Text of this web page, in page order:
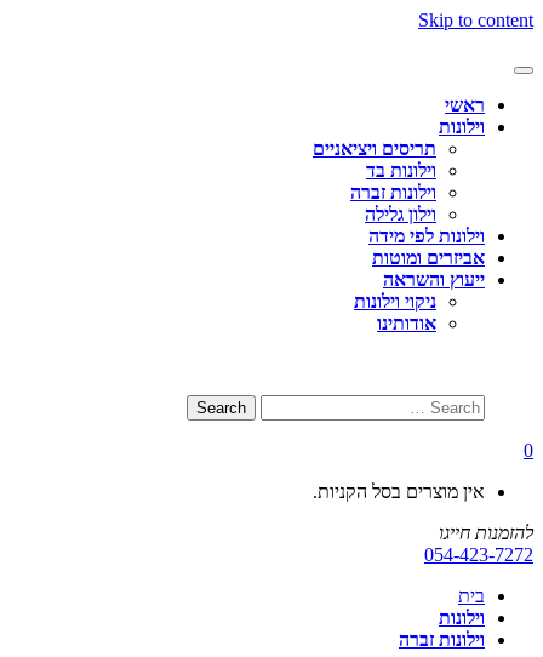
Skip to content
Toggle
navigation
ראשי
וילונות
תריסים ויציאניים
וילונות בד
וילונות זברה
וילון גלילה
וילונות לפי מידה
אביזרים ומוטות
ייעוץ והשראה
ניקוי וילונות
אודותינו
0
אין מוצרים בסל הקניות.
להזמנות חייגו
054-423-7272
בית
וילונות
וילונות זברה